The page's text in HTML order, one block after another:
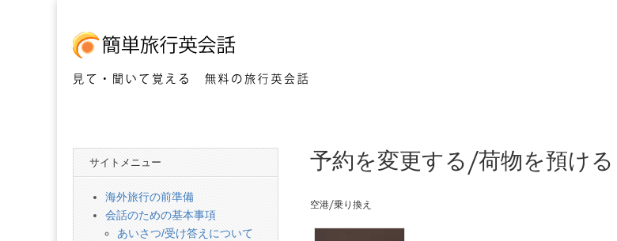
簡
単
旅
予約を変更する/荷物を預ける
空港/乗り換え
サイトメニュー
海外旅行の前準備
会話のための基本事項
あいさつ/受け答えについて